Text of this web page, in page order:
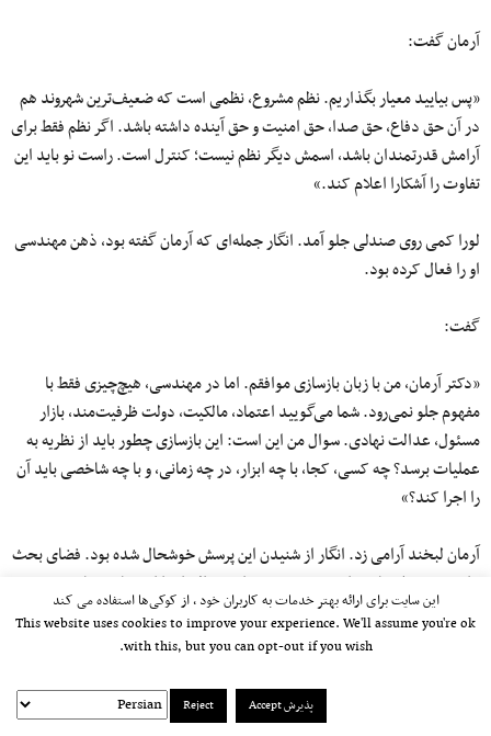
آرمان گفت:
«پس بیایید معیار بگذاریم. نظم مشروع، نظمی است که ضعیف‌ترین شهروند هم
در آن حق دفاع، حق صدا، حق امنیت و حق آینده داشته باشد. اگر نظم فقط برای
آرامش قدرتمندان باشد، اسمش دیگر نظم نیست؛ کنترل است. راست نو باید این
تفاوت را آشکارا اعلام کند.»
لورا کمی روی صندلی جلو آمد. انگار جمله‌ای که آرمان گفته بود، ذهن مهندسی
او را فعال کرده بود.
گفت:
«دکتر آرمان، من با زبان بازسازی موافقم. اما در مهندسی، هیچ‌چیزی فقط با
مفهوم جلو نمی‌رود. شما می‌گویید اعتماد، مالکیت، دولت ظرفیت‌مند، بازار
مسئول، عدالت نهادی. سوال من این است: این بازسازی چطور باید از نظریه به
عملیات برسد؟ چه کسی، کجا، با چه ابزار، در چه زمانی، و با چه شاخصی باید آن
را اجرا کند؟»
آرمان لبخند آرامی زد. انگار از شنیدن این پرسش خوشحال شده بود. فضای بحث
داشت به شکل سازنده‌ای پیش می‌رفت. این سؤال، او را از فضای شعاری و
تئوریک بیرون می‌کشید و به زمین محکم سیاست عملی بازمی‌گرداند.
«لورا، متشکرم از این پرسش عالی. این دقیقا همان پلی است که هر نظریه‌ی
این سایت برای ارائه بهتر خدمات به کاربران خود ، از کوکی‌ها استفاده می کند
This website uses cookies to improve your experience. We'll assume you're ok
with this, but you can opt-out if you wish.
پذیرش Accept Reject